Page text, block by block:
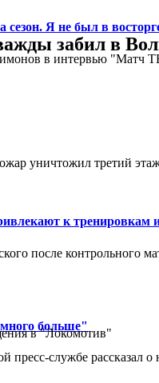
Я не был в
в интервью "Матч
уничтожил третий
к тренировкам
после
больше"
пресс-службе
забил в
в "Локомотив"